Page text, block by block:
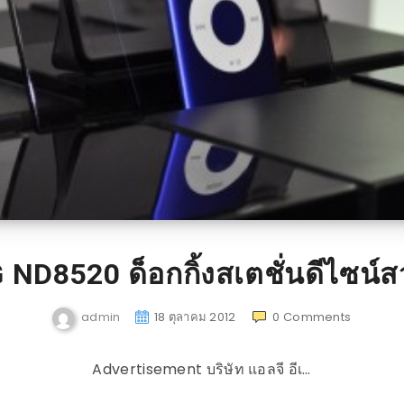
ND8520 ด็อกกิ้งสเตชั่นดีไซน์
admin 18 ตุลาคม 2012 0 Comments
Advertisement บริษัท แอลจี อีเ…